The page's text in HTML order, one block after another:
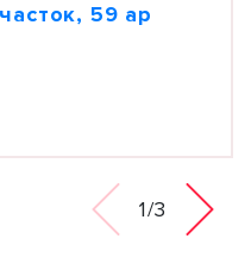
59 ар
1/3